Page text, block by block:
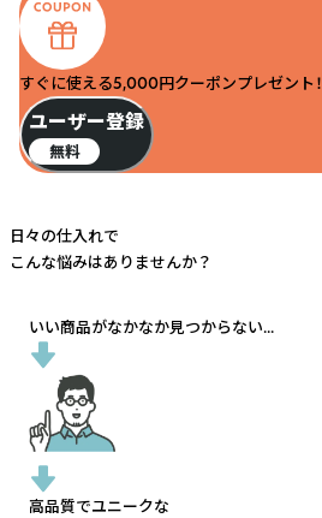
すぐに使える5,000円クーポンプレゼント！
ユーザー登録
無料
日々の仕入れで
こんな悩みはありませんか？
いい商品がなかなか見つからない...
高品質でユニークな